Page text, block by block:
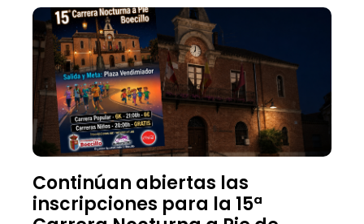
Continúan abiertas las
inscripciones para la 15ª